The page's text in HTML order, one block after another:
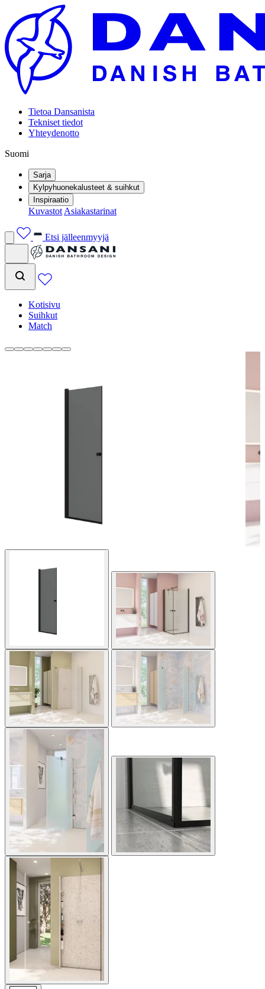
Tietoa Dansanista
Tekniset tiedot
Yhteydenotto
Suomi
Sarja
Kylpyhuonekalusteet & suihkut
Inspiraatio
Kuvastot Asiakastarinat
Etsi jälleenmyyjä
Kotisivu
Suihkut
Match